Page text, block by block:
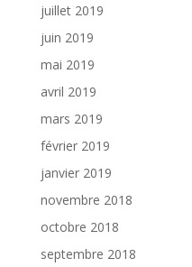
juillet 2019
juin 2019
mai 2019
avril 2019
mars 2019
février 2019
janvier 2019
novembre 2018
octobre 2018
septembre 2018